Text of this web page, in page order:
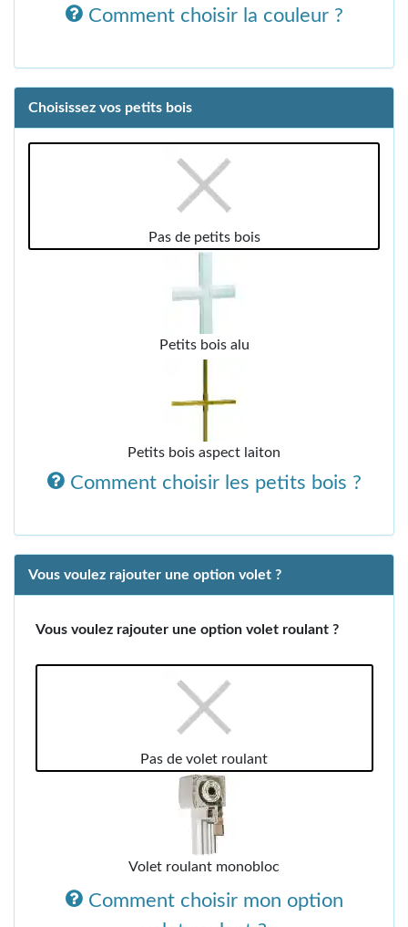
Comment choisir la couleur ?
Choisissez vos petits bois
Pas de petits bois
Petits bois alu
Petits bois aspect laiton
Comment choisir les petits bois ?
Vous voulez rajouter une option volet ?
Vous voulez rajouter une option volet roulant ?
Pas de volet roulant
Volet roulant monobloc
Comment choisir mon option